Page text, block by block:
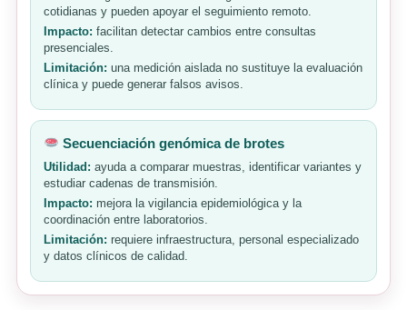
cotidianas y pueden apoyar el seguimiento remoto.
Impacto: facilitan detectar cambios entre consultas
presenciales.
Limitación: una medición aislada no sustituye la evaluación
clínica y puede generar falsos avisos.
Secuenciación genómica de brotes
Utilidad: ayuda a comparar muestras, identificar variantes y
estudiar cadenas de transmisión.
Impacto: mejora la vigilancia epidemiológica y la
coordinación entre laboratorios.
Limitación: requiere infraestructura, personal especializado
y datos clínicos de calidad.